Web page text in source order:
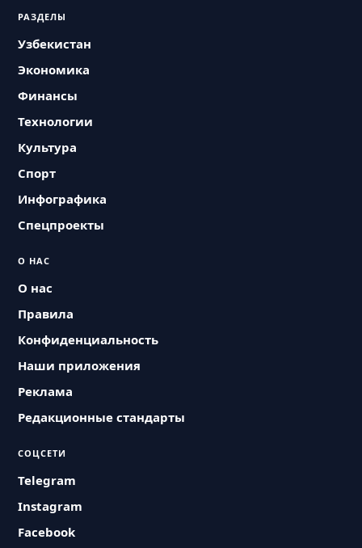
РАЗДЕЛЫ
Узбекистан
Экономика
Финансы
Технологии
Культура
Спорт
Инфографика
Спецпроекты
О НАС
О нас
Правила
Конфиденциальность
Наши приложения
Реклама
Редакционные стандарты
СОЦСЕТИ
Telegram
Instagram
Facebook